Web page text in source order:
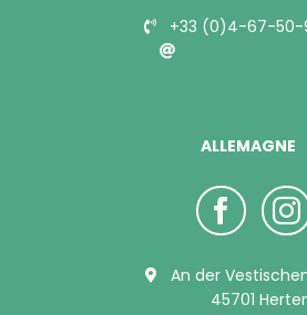
+33 (0)4-67-50-
ALLEMAGNE
An der
45701